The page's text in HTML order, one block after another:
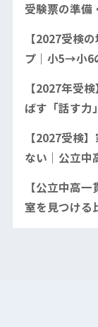
受験票の準備
【2027受検
プ｜小5→小6
【2027年受
ばす「話す力
【2027受検
ない｜公立中
【公立中高
室を見つける